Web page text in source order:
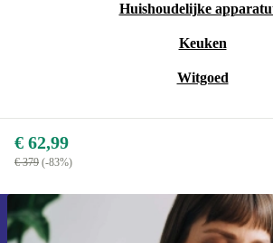
Huishoudelijke
Keuken
Witgoed
€ 62,99
€ 379 (-83%)
Meld je aan voor onze